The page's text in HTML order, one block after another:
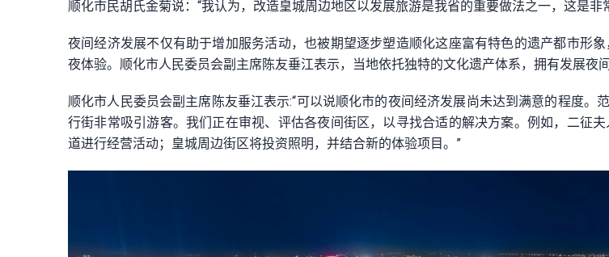
顺化市民胡氏金菊说：“我认为，改造皇城周边地区以发展旅游是我省的重要做法之一，这是非
夜间经济发展不仅有助于增加服务活动，也被期望逐步塑造顺化这座富有特色的遗产都市形
夜体验。顺化市人民委员会副主席陈友垂江表示，当地依托独特的文化遗产体系，拥有发展夜
顺化市人民委员会副主席陈友垂江表示:“可以说顺化市的夜间经济发展尚未达到满意的程度。
行街非常吸引游客。我们正在审视、评估各夜间街区，以寻找合适的解决方案。例如，二征
道进行经营活动；皇城周边街区将投资照明，并结合新的体验项目。”